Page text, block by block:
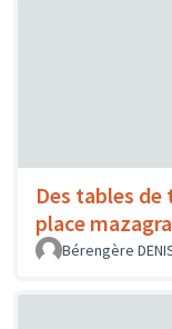
Des tables
place
Bérengère